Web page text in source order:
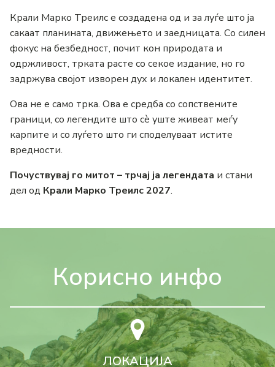
Крали Марко Треилс е создадена од и за луѓе што ја
сакаат планината, движењето и заедницата. Со силен
фокус на безбедност, почит кон природата и
одржливост, трката расте со секое издание, но го
задржува својот изворен дух и локален идентитет.
Ова не е само трка. Ова е средба со сопствените
граници, со легендите што сè уште живеат меѓу
карпите и со луѓето што ги споделуваат истите
вредности.
Почуствувај го митот – трчај ја легендата и стани
дел од Крали Марко Треилс 2027.
Корисно инфо
ЛОКАЦИЈА